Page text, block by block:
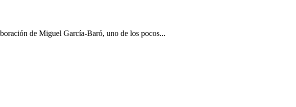
de Miguel García-Baró, uno de los pocos...